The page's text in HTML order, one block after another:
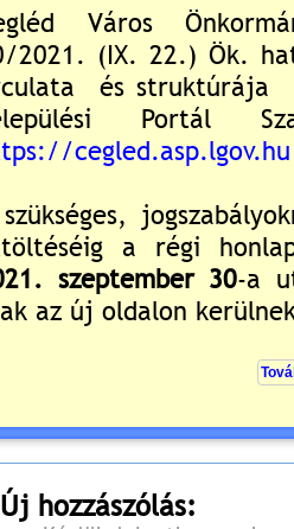
Még nincsenek hozzászólások
Új hozzászólás: